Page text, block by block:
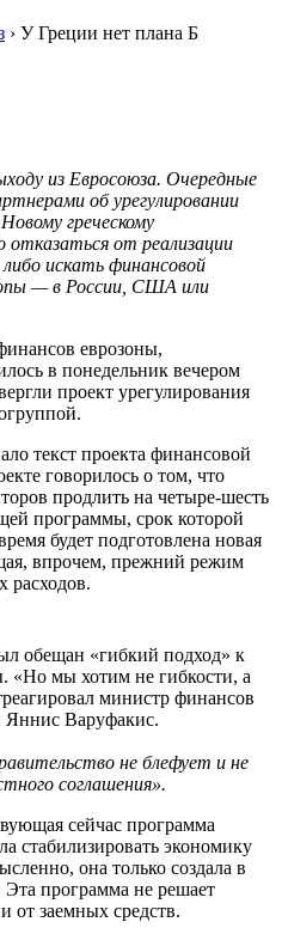
› У Греции нет плана Б
из Евросоюза. Очередные
об урегулировании
греческому
отказаться от реализации
искать финансовой
— в России, США или
еврозоны,
в понедельник вечером
проект урегулирования
текст проекта финансовой
говорилось о том, что
продлить на четыре-шесть
программы, срок которой
будет подготовлена новая
впрочем, прежний режим
расходов.
обещан «гибкий подход» к
«Но мы хотим не гибкости, а
министр финансов
Яннис Варуфакис.
не блефует и не
соглашения».
сейчас программа
стабилизировать экономику
она только создала в
программа не решает
от заемных средств.